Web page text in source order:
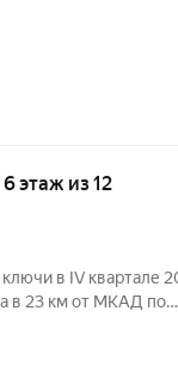
школы, детские сады,
6 этаж из 12
в IV квартале
в 23 км от МКАД по
школы, детские сады,